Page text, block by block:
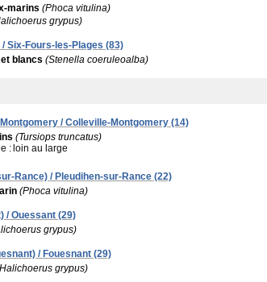
marins (Phoca vitulina)
grypus)
/ Six-Fours-les-Plages (83)
blancs (Stenella coeruleoalba)
/ Colleville-Montgomery (14)
(Tursiops truncatus)
: loin au large
Rance) / Pleudihen-sur-Rance (22)
(Phoca vitulina)
/ Ouessant (29)
grypus)
/ Fouesnant (29)
grypus)